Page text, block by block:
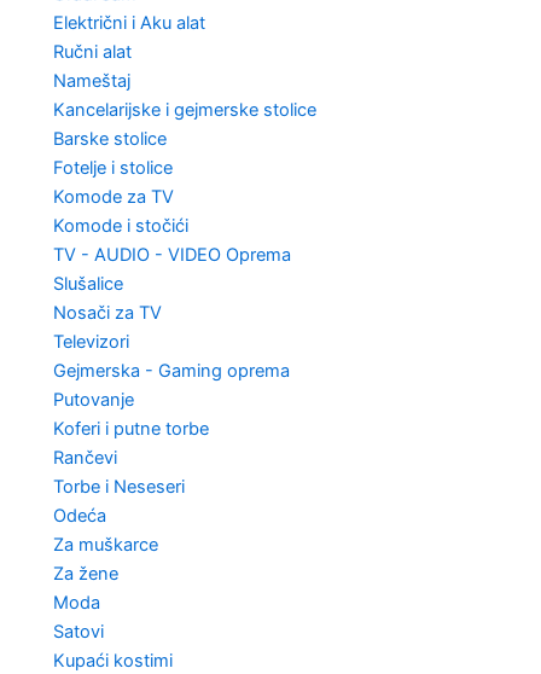
Električni i Aku alat
Ručni alat
Nameštaj
Kancelarijske i gejmerske stolice
Barske stolice
Fotelje i stolice
Komode za TV
Komode i stočići
TV - AUDIO - VIDEO Oprema
Slušalice
Nosači za TV
Televizori
Gejmerska - Gaming oprema
Putovanje
Koferi i putne torbe
Rančevi
Torbe i Neseseri
Odeća
Za muškarce
Za žene
Moda
Satovi
Kupaći kostimi